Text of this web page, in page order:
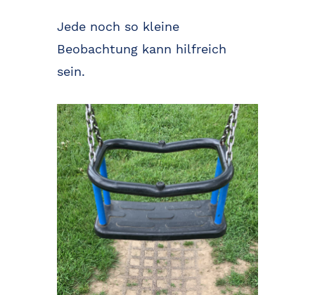
Jede noch so kleine
Beobachtung kann hilfreich
sein.